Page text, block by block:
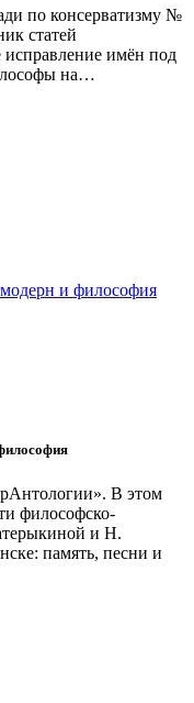
по консерватизму №
статей
исправление имён под
на…
В этом
философско-
и Н.
память, песни и